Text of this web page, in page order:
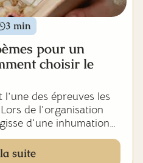
archives
administratives
des obsèques et
successoral.
3 min
pour un
choisir le
des épreuves les
de l'organisation
d'une inhumation
au
mots justes pour
suite